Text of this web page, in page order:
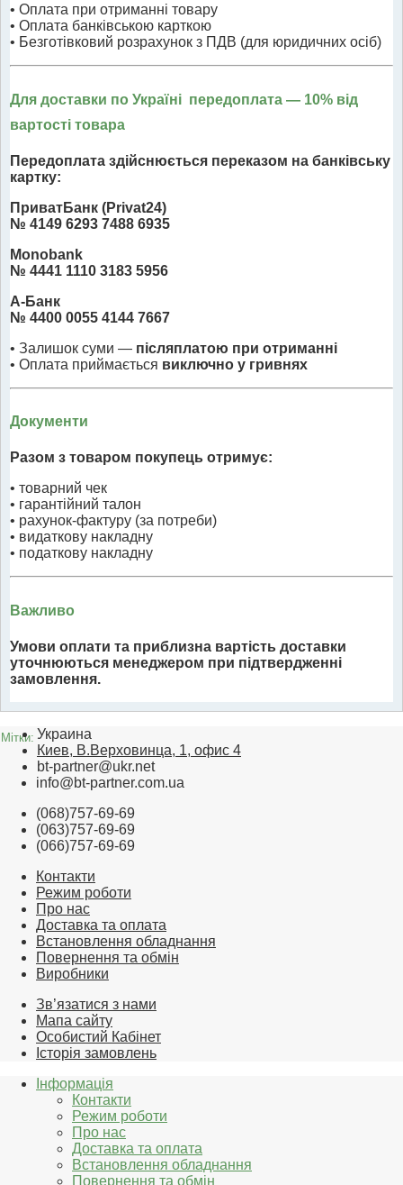
• Оплата при отриманні товару
• Оплата банківською карткою
• Безготівковий розрахунок з ПДВ (для юридичних осіб)
Для доставки по Україні передоплата — 10% від
вартості товара
Передоплата здійснюється переказом на банківську
картку:
ПриватБанк (Privat24)
№ 4149 6293 7488 6935
Monobank
№ 4441 1110 3183 5956
А-Банк
№ 4400 0055 4144 7667
• Залишок суми — післяплатою при отриманні
• Оплата приймається виключно у гривнях
Документи
Разом з товаром покупець отримує:
• товарний чек
• гарантійний талон
• рахунок-фактуру (за потреби)
• видаткову накладну
• податкову накладну
Важливо
Умови оплати та приблизна вартість доставки
уточнюються менеджером при підтвердженні
замовлення.
Мітки: Украина
Киев, В.Верховинца, 1, офис 4
bt-partner@ukr.net
info@bt-partner.com.ua
(068)757-69-69
(063)757-69-69
(066)757-69-69
Контакти
Режим роботи
Про нас
Доставка та оплата
Встановлення обладнання
Повернення та обмін
Виробники
Зв’язатися з нами
Мапа сайту
Особистий Кабінет
Історія замовлень
Інформація
Контакти
Режим роботи
Про нас
Доставка та оплата
Встановлення обладнання
Повернення та обмін